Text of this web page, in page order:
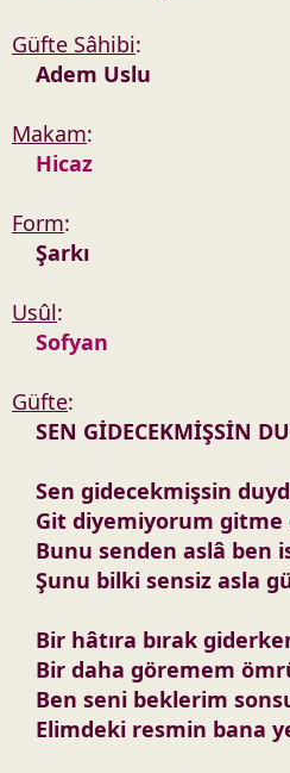
Güfte Sâhibi:
Adem Uslu
Makam:
Hicaz
Form:
Şarkı
Usûl:
Sofyan
Güfte:
SEN GİDECEKMİŞSİN
Sen gidecekmişsin
Git diyemiyorum gitme
Bunu senden aslâ ben
Şunu bilki sensiz asla
Bir hâtıra bırak
Bir daha göremem
Ben seni beklerim
Elimdeki resmin bana